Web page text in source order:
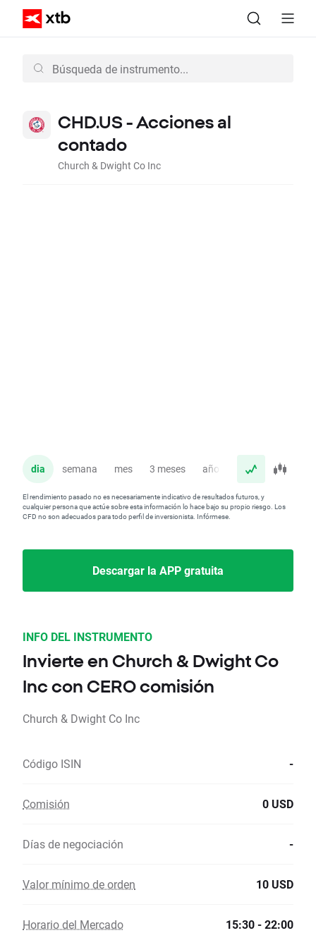
CHD.US - Acciones al
contado
Church & Dwight Co Inc
dia semana mes 3 meses año
El rendimiento pasado no es necesariamente indicativo de resultados futuros, y
cualquier persona que actúe sobre esta información lo hace bajo su propio riesgo. Los
CFD no son adecuados para todo perfil de inversionista. Infórmese.
Descargar la APP gratuita
INFO DEL INSTRUMENTO
Invierte en Church & Dwight Co
Inc con CERO comisión
Church & Dwight Co Inc
Código ISIN -
Comisión 0 USD
Días de negociación -
Valor mínimo de orden 10 USD
Horario del Mercado 15:30 - 22:00